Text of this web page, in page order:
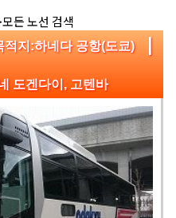
든 노선 검색
지:하네다 공항(도쿄) |
도겐다이, 고텐바